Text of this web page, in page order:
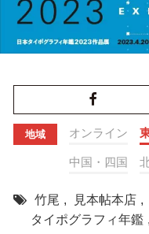
地域 オンライン
中国・四国
竹尾 , 見本帖本店 ,
タイポグラフィ年鑑 ,